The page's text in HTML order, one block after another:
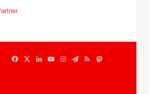
FacebookLinkedInYouTubeInstagramTelegram
RSSMastodon